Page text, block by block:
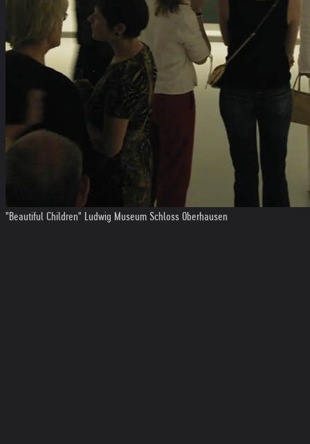
"Beautiful Children" Ludwig Museum Schloss Oberhausen